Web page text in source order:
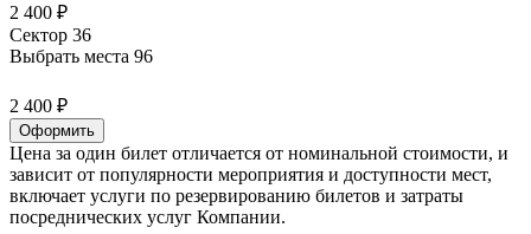
2 400 ₽
Сектор 36
Выбрать места 96
2 400 ₽
Оформить
Цена за один билет отличается от номинальной стоимости, и
зависит от популярности мероприятия и доступности мест,
включает услуги по резервированию билетов и затраты
посреднических услуг Компании.